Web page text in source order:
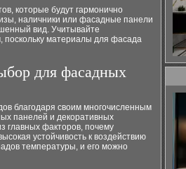
которые будут гармонично
наличники или фасадные панели
вид. Учитывайте
поскольку материалы для фасада
для фасадных
благодаря своим многочисленным
панелей и декоративных
главных факторов, почему
устойчивость к воздействию
температуры, и его можно